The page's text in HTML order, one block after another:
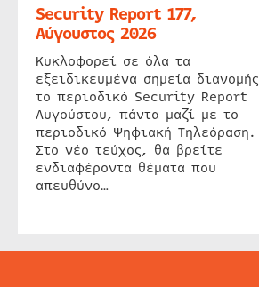
Security Report 177,
Αύγουστος 2026
Κυκλοφορεί σε όλα τα
εξειδικευμένα σημεία διανομής
το περιοδικό Security Report
Αυγούστου, πάντα μαζί με το
περιοδικό Ψηφιακή Τηλεόραση.
Στο νέο τεύχος, θα βρείτε
ενδιαφέροντα θέματα που
απευθύνο…